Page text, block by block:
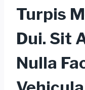
Turpis
Dui. Sit
Nulla